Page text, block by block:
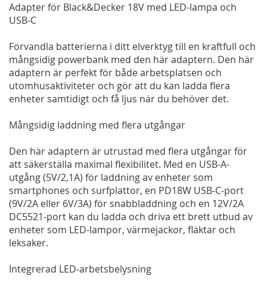
Adapter för Black&Decker 18V med LED-lampa och
USB-C
Förvandla batterierna i ditt elverktyg till en kraftfull och
mångsidig powerbank med den här adaptern. Den här
adaptern är perfekt för både arbetsplatsen och
utomhusaktiviteter och gör att du kan ladda flera
enheter samtidigt och få ljus när du behöver det.
Mångsidig laddning med flera utgångar
Den här adaptern är utrustad med flera utgångar för
att säkerställa maximal flexibilitet. Med en USB-A-
utgång (5V/2,1A) för laddning av enheter som
smartphones och surfplattor, en PD18W USB-C-port
(9V/2A eller 6V/3A) för snabbladdning och en 12V/2A
DC5521-port kan du ladda och driva ett brett utbud av
enheter som LED-lampor, värmejackor, fläktar och
leksaker.
Integrerad LED-arbetsbelysning